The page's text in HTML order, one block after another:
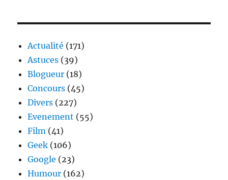
Actualité (171)
Astuces (39)
Blogueur (18)
Concours (45)
Divers (227)
Evenement (55)
Film (41)
Geek (106)
Google (23)
Humour (162)